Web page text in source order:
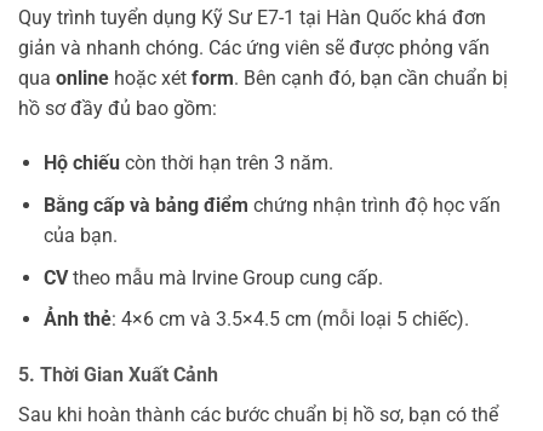
Quy trình tuyển dụng Kỹ Sư E7-1 tại Hàn Quốc khá đơn
giản và nhanh chóng. Các ứng viên sẽ được phỏng vấn
qua online hoặc xét form. Bên cạnh đó, bạn cần chuẩn bị
hồ sơ đầy đủ bao gồm:
Hộ chiếucòn thời hạn trên 3 năm.
Bằng cấp và bảng điểm chứng nhận trình độ học vấn
của bạn.
CVtheo mẫu mà Irvine Group cung cấp.
Ảnh thẻ: 4×6 cm và 3.5×4.5 cm (mỗi loại 5 chiếc).
5. Thời Gian Xuất Cảnh
Sau khi hoàn thành các bước chuẩn bị hồ sơ, bạn có thể